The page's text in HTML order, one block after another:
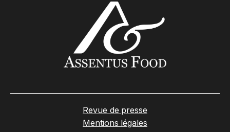
Revue de presse
Mentions légales